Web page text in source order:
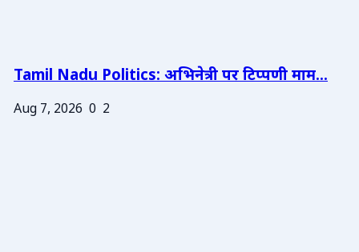
Tamil Nadu Politics: अभिनेत्री पर टिप्पणी माम...
Aug 7, 2026 0 2